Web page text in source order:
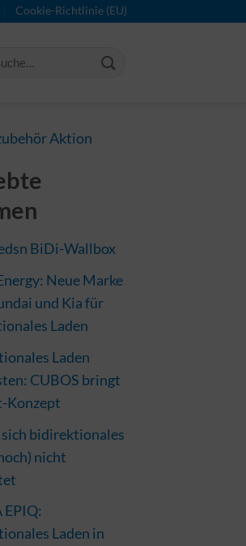
Cookie-Richtlinie (EU)
BiDi-Wallbox
Neue Marke
und Kia für
Laden
Laden
CUBOS bringt
Konzept
bidirektionales
nicht
EPIQ:
Laden in